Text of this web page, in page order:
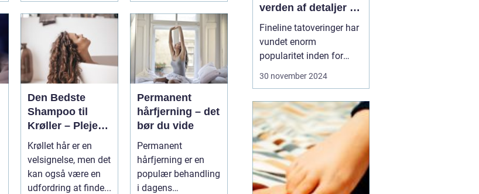
Den Bedste
Shampoo til
Krøller – Pleje
og Definition til
Dine Smukke
Lokker
Krøllet hår er en
velsignelse, men det
kan også være en
udfordring at finde...
Permanent
hårfjerning – det
bør du vide
Permanent
hårfjerning er en
populær behandling
i dagens
verden af detaljer og
elegance
Fineline tatoveringer har
vundet enorm
popularitet inden for
kropskunst-verdenen de
detaljerede design
tilbyder de en elegant og
moderne tilgang til
tatovering. Denne artikel
udforsker, hvad der gø...
30 november 2024